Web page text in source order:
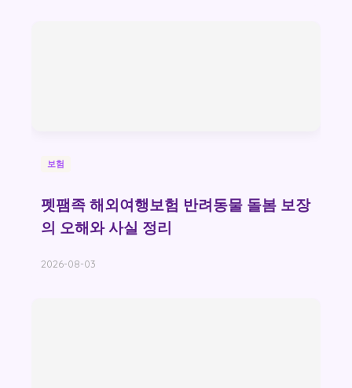
보험
펫팸족 해외여행보험 반려동물 돌봄 보장
의 오해와 사실 정리
2026-08-03